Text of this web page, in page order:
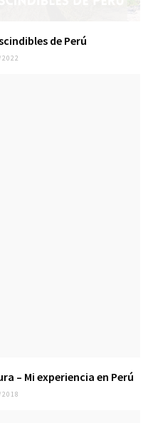
de Perú
– Mi experiencia en Perú